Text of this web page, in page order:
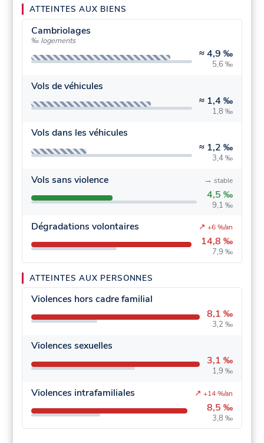
ATTEINTES AUX BIENS
Cambriolages
‰ logements
≈4,9 ‰
5,6 ‰
Vols de véhicules
≈ 1,4 ‰
1,8 ‰
Vols dans les véhicules
≈ 1,2 ‰
3,4 ‰
Vols sans violence
4,5 ‰
9,1 ‰
→ stable
Dégradations volontaires
14,8 ‰
7,9 ‰
↗ +6 %/an
ATTEINTES AUX PERSONNES
Violences hors cadre familial
8,1 ‰
3,2 ‰
Violences sexuelles
3,1 ‰
1,9 ‰
Violences intrafamiliales
8,5 ‰
3,8 ‰
↗ +14 %/an